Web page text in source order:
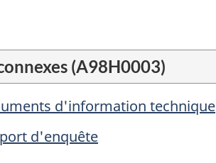
(A98H0003)
d'information technique
d'enquête